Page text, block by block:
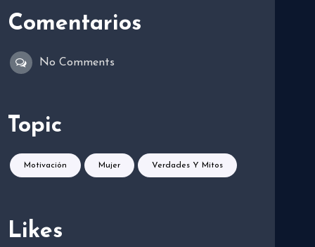
Comentarios
No Comments
Topic
Motivación Mujer Verdades Y Mitos
Likes